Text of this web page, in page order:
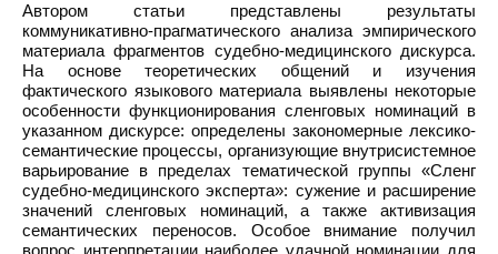
Автором статьи представлены результаты
коммуникативно-прагматического анализа эмпирического
материала фрагментов судебно-медицинского дискурса.
На основе теоретических общений и изучения
фактического языкового материала выявлены некоторые
особенности функционирования сленговых номинаций в
указанном дискурсе: определены закономерные лексико-
семантические процессы, организующие внутрисистемное
варьирование в пределах тематической группы «Сленг
судебно-медицинского эксперта»: сужение и расширение
значений сленговых номинаций, а также активизация
семантических переносов. Особое внимание получил
вопрос интерпретации наиболее удачной номинации для